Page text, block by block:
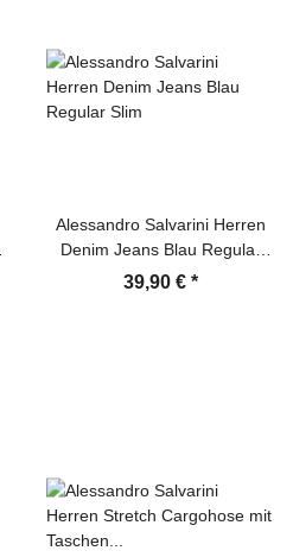
Alessandro Salvarini Herren
Denim Jeans Blau Regular
Slim
39,90 € *